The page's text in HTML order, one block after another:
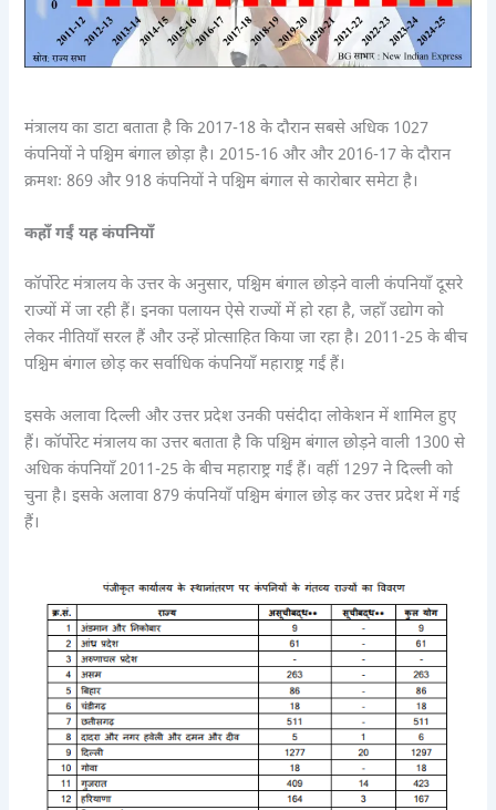
मंत्रालय का डाटा बताता है कि 2017-18 के दौरान सबसे अधिक 1027
कंपनियों ने पश्चिम बंगाल छोड़ा है। 2015-16 और और 2016-17 के दौरान
क्रमशः 869 और 918 कंपनियों ने पश्चिम बंगाल से कारोबार समेटा है।
कहाँ गईं यह कंपनियाँ
कॉर्पोरेट मंत्रालय के उत्तर के अनुसार, पश्चिम बंगाल छोड़ने वाली कंपनियाँ दूसरे
राज्यों में जा रही हैं। इनका पलायन ऐसे राज्यों में हो रहा है, जहाँ उद्योग को
लेकर नीतियाँ सरल हैं और उन्हें प्रोत्साहित किया जा रहा है। 2011-25 के बीच
पश्चिम बंगाल छोड़ कर सर्वाधिक कंपनियाँ महाराष्ट्र गईं हैं।
इसके अलावा दिल्ली और उत्तर प्रदेश उनकी पसंदीदा लोकेशन में शामिल हुए
हैं। कॉर्पोरेट मंत्रालय का उत्तर बताता है कि पश्चिम बंगाल छोड़ने वाली 1300 से
अधिक कंपनियाँ 2011-25 के बीच महाराष्ट्र गईं हैं। वहीं 1297 ने दिल्ली को
चुना है। इसके अलावा 879 कंपनियाँ पश्चिम बंगाल छोड़ कर उत्तर प्रदेश में गई
हैं।